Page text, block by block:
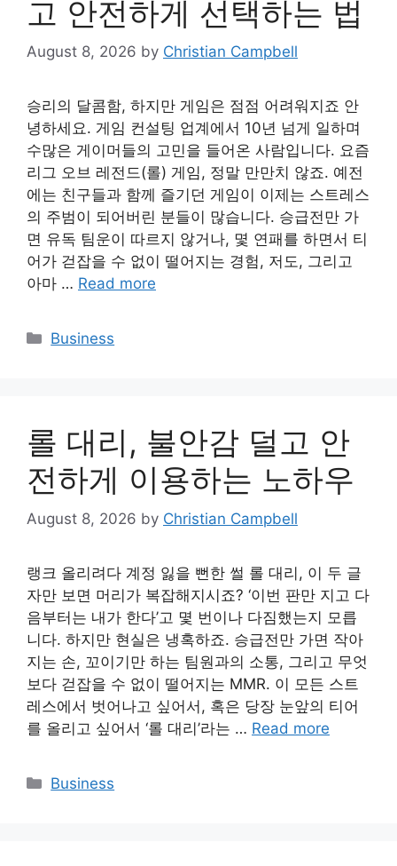
고 안전하게 선택하는 법
August 8, 2026 by Christian Campbell
승리의 달콤함, 하지만 게임은 점점 어려워지죠 안
녕하세요. 게임 컨설팅 업계에서 10년 넘게 일하며
수많은 게이머들의 고민을 들어온 사람입니다. 요즘
리그 오브 레전드(롤) 게임, 정말 만만치 않죠. 예전
에는 친구들과 함께 즐기던 게임이 이제는 스트레스
의 주범이 되어버린 분들이 많습니다. 승급전만 가
면 유독 팀운이 따르지 않거나, 몇 연패를 하면서 티
어가 걷잡을 수 없이 떨어지는 경험, 저도, 그리고
아마 … Read more
Categories
Business
롤 대리, 불안감 덜고 안
전하게 이용하는 노하우
August 8, 2026 by Christian Campbell
랭크 올리려다 계정 잃을 뻔한 썰 롤 대리, 이 두 글
자만 보면 머리가 복잡해지시죠? ‘이번 판만 지고 다
음부터는 내가 한다’고 몇 번이나 다짐했는지 모릅
니다. 하지만 현실은 냉혹하죠. 승급전만 가면 작아
지는 손, 꼬이기만 하는 팀원과의 소통, 그리고 무엇
보다 걷잡을 수 없이 떨어지는 MMR. 이 모든 스트
레스에서 벗어나고 싶어서, 혹은 당장 눈앞의 티어
를 올리고 싶어서 ‘롤 대리’라는 … Read more
Categories
Business